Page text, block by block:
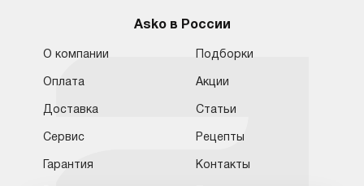
Санкт-Петербург
8 (800) 555-17-98 8 (495) 646-09-31
hello@asko-shop.ru
Asko в России
О компании
Оплата
Доставка
Сервис
Гарантия
Подборки
Акции
Статьи
Рецепты
Контакты